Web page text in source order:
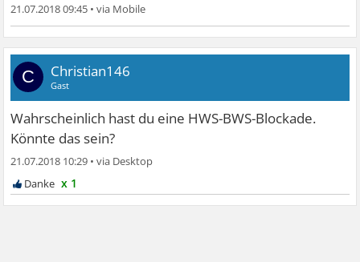
21.07.2018 09:45 •
C Christian146
Gast
Wahrscheinlich hast du eine HWS-BWS-Blockade.
Könnte das sein?
21.07.2018 10:29 •
x 1